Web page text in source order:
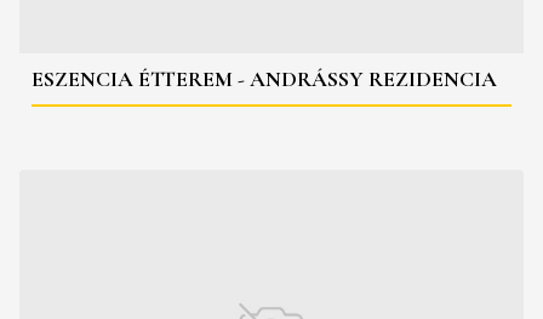
ESZENCIA ÉTTEREM - ANDRÁSSY REZIDENCIA